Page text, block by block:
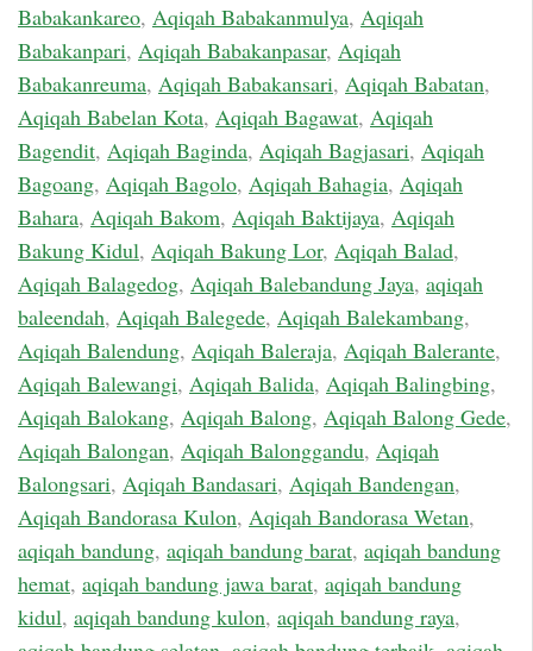
Babakankareo, Aqiqah Babakanmulya, Aqiqah
Babakanpari, Aqiqah Babakanpasar, Aqiqah
Babakanreuma, Aqiqah Babakansari, Aqiqah Babatan,
Aqiqah Babelan Kota, Aqiqah Bagawat, Aqiqah
Bagendit, Aqiqah Baginda, Aqiqah Bagjasari, Aqiqah
Bagoang, Aqiqah Bagolo, Aqiqah Bahagia, Aqiqah
Bahara, Aqiqah Bakom, Aqiqah Baktijaya, Aqiqah
Bakung Kidul, Aqiqah Bakung Lor, Aqiqah Balad,
Aqiqah Balagedog, Aqiqah Balebandung Jaya, aqiqah
baleendah, Aqiqah Balegede, Aqiqah Balekambang,
Aqiqah Balendung, Aqiqah Baleraja, Aqiqah Balerante,
Aqiqah Balewangi, Aqiqah Balida, Aqiqah Balingbing,
Aqiqah Balokang, Aqiqah Balong, Aqiqah Balong Gede,
Aqiqah Balongan, Aqiqah Balonggandu, Aqiqah
Balongsari, Aqiqah Bandasari, Aqiqah Bandengan,
Aqiqah Bandorasa Kulon, Aqiqah Bandorasa Wetan,
aqiqah bandung, aqiqah bandung barat, aqiqah bandung
hemat, aqiqah bandung jawa barat, aqiqah bandung
kidul, aqiqah bandung kulon, aqiqah bandung raya,